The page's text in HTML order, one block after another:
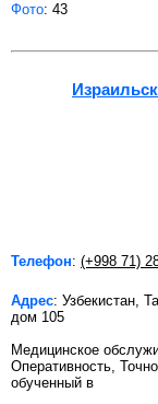
Фото: 43
Телефон: (+998 71)
Адрес: Узбекистан,
дом 105
Медицинское
Оперативность,
обученный в